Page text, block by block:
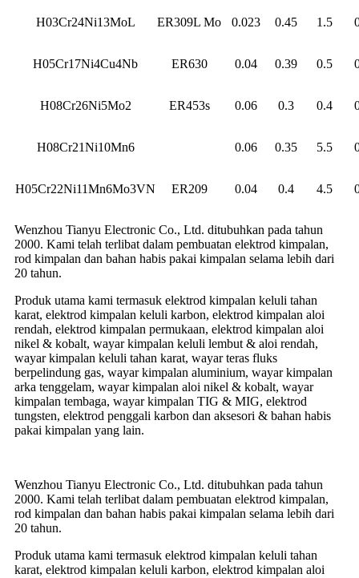
H03Cr24Ni13MoL ER309L Mo 0.023 0.45 1.5
H05Cr17Ni4Cu4Nb ER630 0.04 0.39 0.5
H08Cr26Ni5Mo2 ER453s 0.06 0.3 0.4
H08Cr21Ni10Mn6 0.06 0.35 5.5
H05Cr22Ni11Mn6Mo3VN ER209 0.04 0.4 4.5
Wenzhou Tianyu Electronic Co., Ltd. ditubuhkan pada tahun
2000. Kami telah terlibat dalam pembuatan elektrod kimpalan,
rod kimpalan dan bahan habis pakai kimpalan selama lebih dari
20 tahun.
Produk utama kami termasuk elektrod kimpalan keluli tahan
karat, elektrod kimpalan keluli karbon, elektrod kimpalan aloi
rendah, elektrod kimpalan permukaan, elektrod kimpalan aloi
nikel & kobalt, wayar kimpalan keluli lembut & aloi rendah,
wayar kimpalan keluli tahan karat, wayar teras fluks
berpelindung gas, wayar kimpalan aluminium, wayar kimpalan
arka tenggelam, wayar kimpalan aloi nikel & kobalt, wayar
kimpalan tembaga, wayar kimpalan TIG & MIG, elektrod
tungsten, elektrod penggali karbon dan aksesori & bahan habis
pakai kimpalan yang lain.
Wenzhou Tianyu Electronic Co., Ltd. ditubuhkan pada tahun
2000. Kami telah terlibat dalam pembuatan elektrod kimpalan,
rod kimpalan dan bahan habis pakai kimpalan selama lebih dari
20 tahun.
Produk utama kami termasuk elektrod kimpalan keluli tahan
karat, elektrod kimpalan keluli karbon, elektrod kimpalan aloi